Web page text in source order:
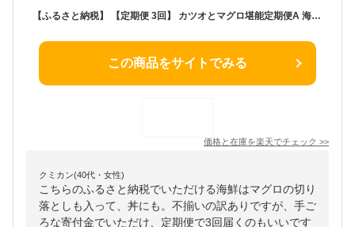
【ふるさと納税】 【定期便 3回】 カツオとマグロ堪能定期便A 海鮮 鮪 鰹 お楽しみ 切り落とし 刺身 刺し身 かつおのたたき ネギトロ 魚 惣菜 海産物 魚介類 まぐろ まぐろたたき 海産物 冷凍 高知県 緊急支援品 訳あり 鰹 切り落とし 不揃い 傷 規格外 送料無料
この商品をサイトでみる
価格と在庫を楽天でチェック >>
クミカン(40代・女性)
こちらのふるさと納税でいただける海鮮はマグロの切り
落としも入って、丼にも。不揃いの訳ありですが、手ご
ろな寄付金でいただけ、定期便で3回届くのもいいです